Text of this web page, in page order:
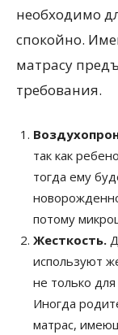
необходимо
спокойно.
матрасу
требования.
так как
тогда ему
потому
Жесткость.
используют
не только
Иногда
матрас,